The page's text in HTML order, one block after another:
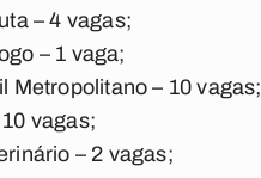
– 4 vagas;
– 1 vaga;
Metropolitano – 10 vagas;
vagas;
– 2 vagas;